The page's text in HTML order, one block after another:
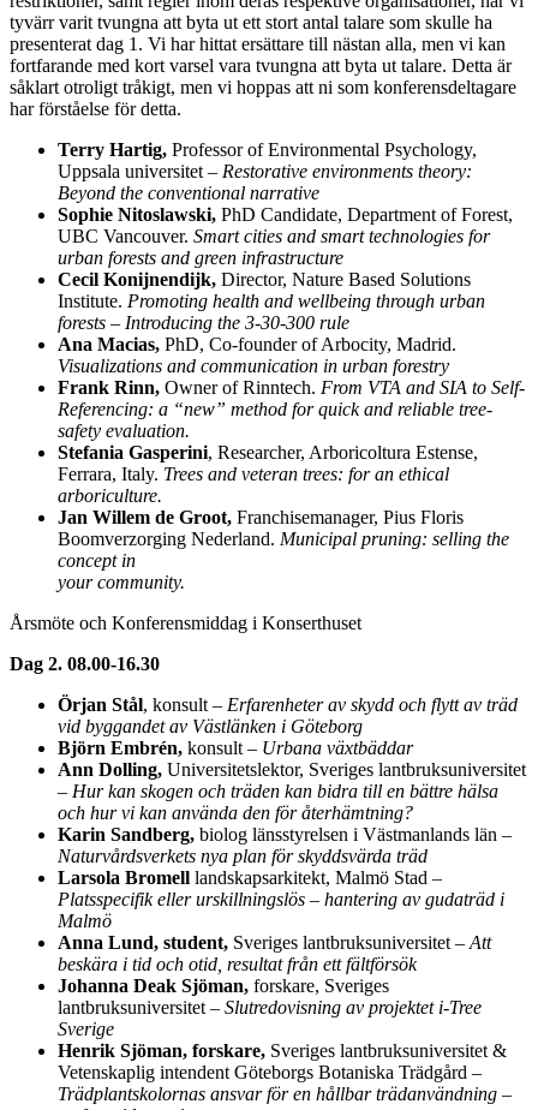
tyvärr varit tvungna att byta ut ett stort antal talare som skulle ha
presenterat dag 1. Vi har hittat ersättare till nästan alla, men vi kan
fortfarande med kort varsel vara tvungna att byta ut talare. Detta är
såklart otroligt tråkigt, men vi hoppas att ni som konferensdeltagare
har förståelse för detta.
Terry Hartig, Professor of Environmental Psychology,
Uppsala universitet – Restorative environments theory:
Beyond the conventional narrative
Sophie Nitoslawski, PhD Candidate, Department of Forest,
UBC Vancouver. Smart cities and smart technologies for
urban forests and green infrastructure
Cecil Konijnendijk, Director, Nature Based Solutions
Institute. Promoting health and wellbeing through urban
forests – Introducing the 3-30-300 rule
Ana Macias, PhD, Co-founder of Arbocity, Madrid.
Visualizations and communication in urban forestry
Frank Rinn, Owner of Rinntech. From VTA and SIA to Self-
Referencing: a “new” method for quick and reliable tree-
safety evaluation.
Stefania Gasperini, Researcher, Arboricoltura Estense,
Ferrara, Italy. Trees and veteran trees: for an ethical
arboriculture.
Jan Willem de Groot, Franchisemanager, Pius Floris
Boomverzorging Nederland. Municipal pruning: selling the
concept in
your community.
Årsmöte och Konferensmiddag i Konserthuset
Dag 2. 08.00-16.30
Örjan Stål, konsult – Erfarenheter av skydd och flytt av träd
vid byggandet av Västlänken i Göteborg
Björn Embrén, konsult – Urbana växtbäddar
Ann Dolling, Universitetslektor, Sveriges lantbruksuniversitet
– Hur kan skogen och träden kan bidra till en bättre hälsa
och hur vi kan använda den för återhämtning?
Karin Sandberg, biolog länsstyrelsen i Västmanlands län –
Naturvårdsverkets nya plan för skyddsvärda träd
Larsola Bromell landskapsarkitekt, Malmö Stad –
Platsspecifik eller urskillningslös – hantering av gudaträd i
Malmö
Anna Lund, student, Sveriges lantbruksuniversitet – Att
beskära i tid och otid, resultat från ett fältförsök
Johanna Deak Sjöman, forskare, Sveriges
lantbruksuniversitet – Slutredovisning av projektet i-Tree
Sverige
Henrik Sjöman, forskare, Sveriges lantbruksuniversitet &
Vetenskaplig intendent Göteborgs Botaniska Trädgård –
Trädplantskolornas ansvar för en hållbar trädanvändning –